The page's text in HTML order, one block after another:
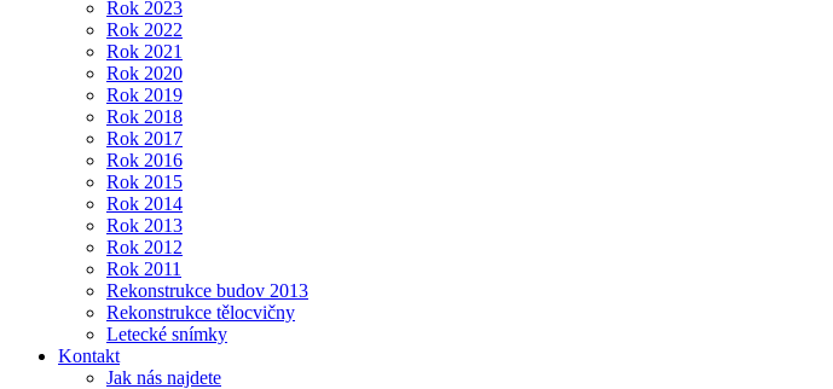
Rok 2023
Rok 2022
Rok 2021
Rok 2020
Rok 2019
Rok 2018
Rok 2017
Rok 2016
Rok 2015
Rok 2014
Rok 2013
Rok 2012
Rok 2011
Rekonstrukce budov 2013
Rekonstrukce tělocvičny
Letecké snímky
Kontakt
Jak nás najdete